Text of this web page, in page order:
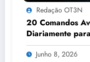
Redação OT3N
20 Comandos
Diariamente
Apresentações,
Minutos
Junho 8, 2026